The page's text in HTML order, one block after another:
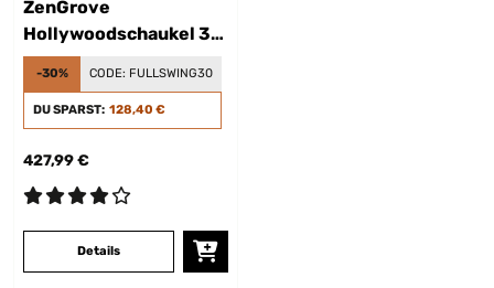
ZenGrove
Hollywoodschaukel 3-
Sitzer
-30% CODE: FULLSWING30
DU SPARST: 128,40 €
427,99 €
Details